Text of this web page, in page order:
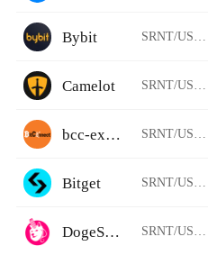
Bybit SRNT/USDT
Camelot SRNT/USDT
bcc-exchange SRNT/USDT
Bitget SRNT/USDT
DogeSwap SRNT/USDT